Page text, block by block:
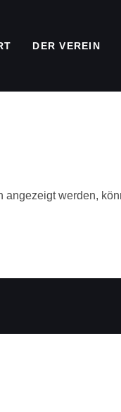
DER VEREIN
werden,